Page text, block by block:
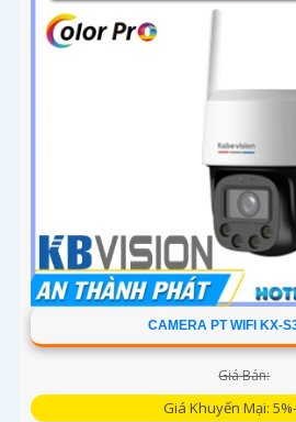
đỡ bạn tốt hơn.
CAMERA PT WIFI KX-
Giá Bán:
Giá Khuyến Mại: